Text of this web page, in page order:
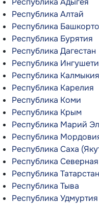
Республика Алтай
Республика
Республика Бурятия
Республика Дагестан
Республика
Республика Калмыкия
Республика Карелия
Республика Коми
Республика Крым
Республика Марий Эл
Республика
Республика Саха
Республика
Республика Татарстан
Республика Тыва
Республика Удмуртия